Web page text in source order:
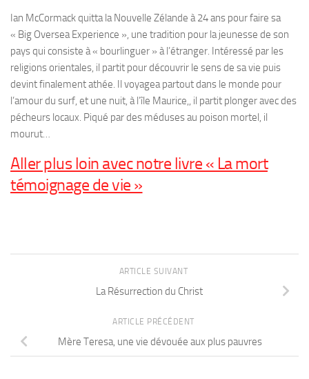
Ian McCormack quitta la Nouvelle Zélande à 24 ans pour faire sa
« Big Oversea Experience », une tradition pour la jeunesse de son
pays qui consiste à « bourlinguer » à l’étranger. Intéressé par les
religions orientales, il partit pour découvrir le sens de sa vie puis
devint finalement athée. Il voyagea partout dans le monde pour
l’amour du surf, et une nuit, à l’île Maurice,, il partit plonger avec des
pécheurs locaux. Piqué par des méduses au poison mortel, il
mourut…
Aller plus loin avec notre livre « La mort
témoignage de vie »
ARTICLE SUIVANT
La Résurrection du Christ
ARTICLE PRÉCÉDENT
Mère Teresa, une vie dévouée aux plus pauvres